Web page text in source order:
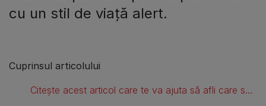
cu un stil de viață alert.
Cuprinsul articolului
Citește acest articol care te va ajuta să afli care sunt motivele pentru care ar trebui să iei în considerare adopția unei pisici mai în vârstă.